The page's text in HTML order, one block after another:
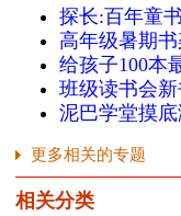
探长:百年童
高年级暑期
给孩子100本
班级读书会
泥巴学堂摸
更多相关的专题
相关分类